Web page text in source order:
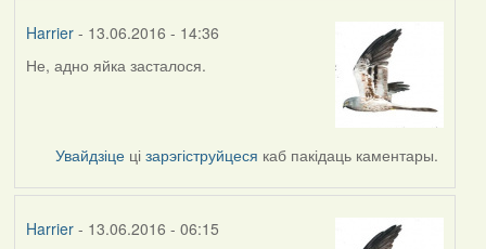
Harrier- 13.06.2016 - 14:36
Не, адно яйка засталося.
Увайдзіце цізарэгіструйцеся каб пакідаць каментары.
Harrier- 13.06.2016 - 06:15